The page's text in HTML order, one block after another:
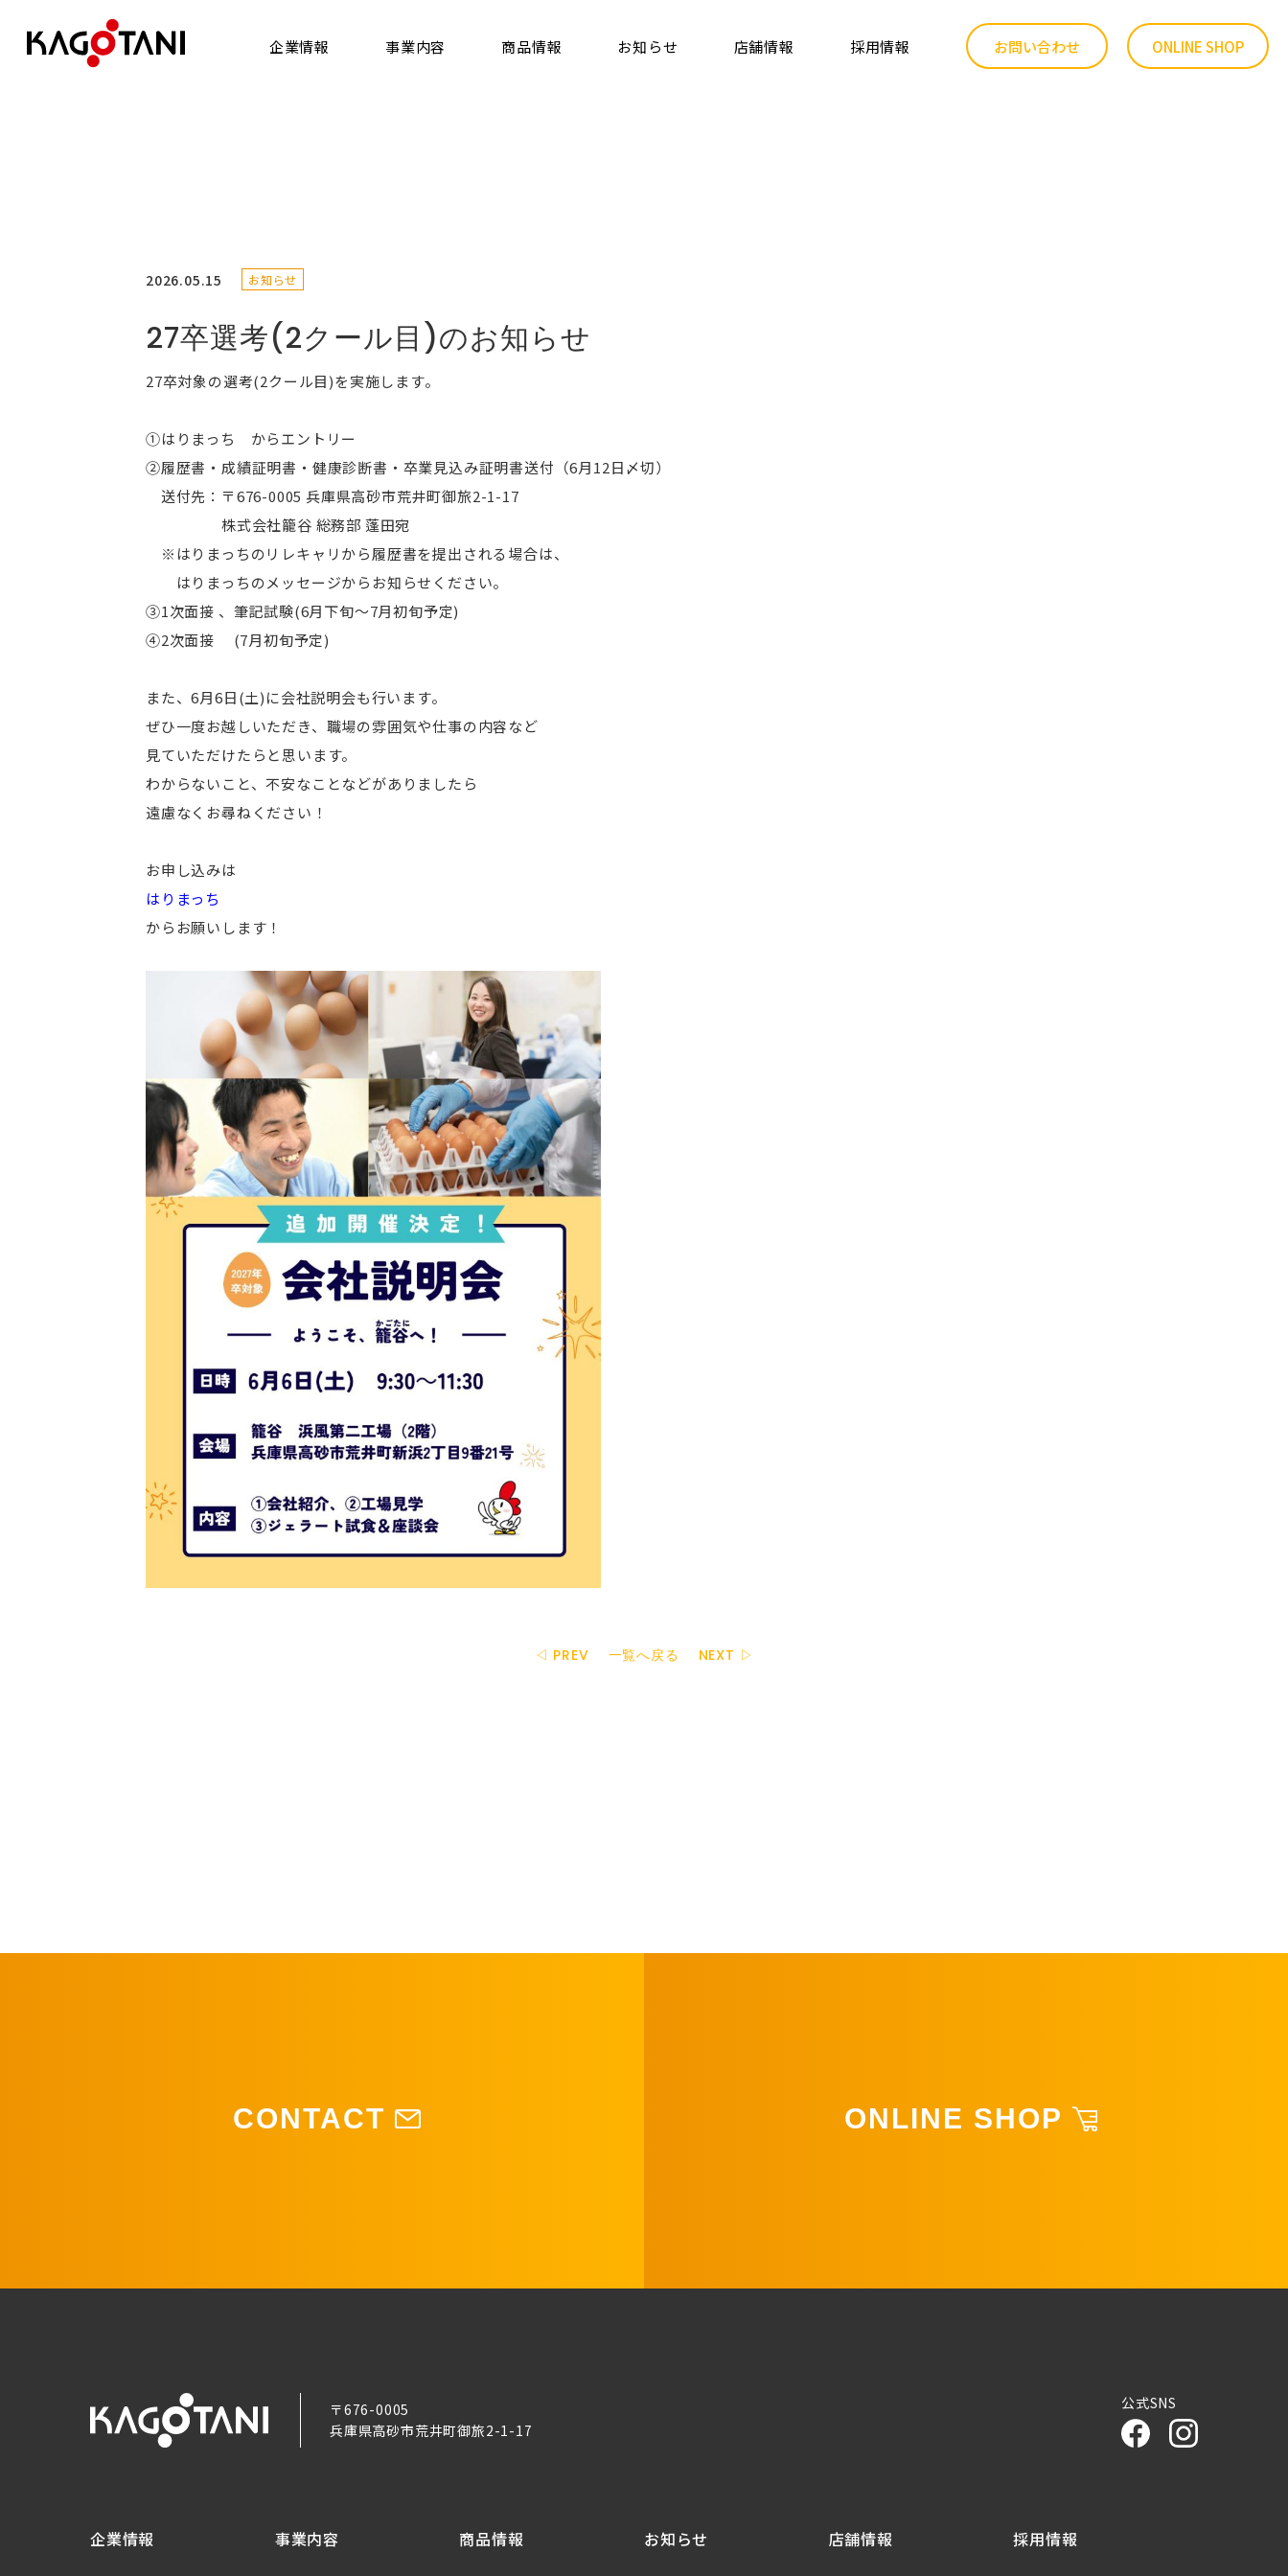
企業情報 事業内容 商品情報 お知らせ 店舗情報 採用情報 お問い合わせ ONLINE SHOP
2026.05.15 お知らせ
27卒選考(2クール目)のお知らせ
27卒対象の選考(2クール目)を実施します。
①はりまっち からエントリー
②履歴書・成績証明書・健康診断書・卒業見込み証明書送付（6月12日〆切）
送付先：〒676-0005 兵庫県高砂市荒井町御旅2-1-17
株式会社籠谷 総務部 蓬田宛
※はりまっちのリレキャリから履歴書を提出される場合は、
はりまっちのメッセージからお知らせください。
③1次面接 、筆記試験(6月下旬～7月初旬予定)
④2次面接 (7月初旬予定)
また、6月6日(土)に会社説明会も行います。
ぜひ一度お越しいただき、職場の雰囲気や仕事の内容など
見ていただけたらと思います。
わからないこと、不安なことなどがありましたら
遠慮なくお尋ねください！
お申し込みは
はりまっち
からお願いします！
◁ PREV 一覧へ戻る NEXT ▷
CONTACT ONLINE SHOP
〒676-0005
兵庫県高砂市荒井町御旅2-1-17
公式SNS
企業情報 事業内容 商品情報 お知らせ 店舗情報 採用情報